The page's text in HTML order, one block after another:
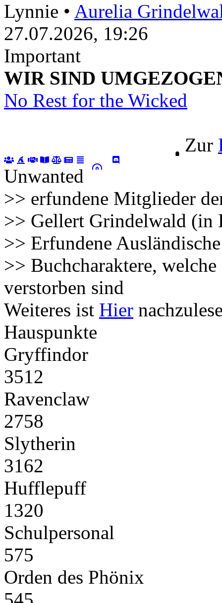
Lynnie • Aurelia
27.07.2026, 19:26
Important
WIR SIND
No Rest for the Wicked
Zur
Unwanted
>> erfundene Mitglieder
>> Gellert Grindelwald (in
>> Erfundene
>> Buchcharaktere,
verstorben sind
Weiteres ist Hier
Hauspunkte
Gryffindor
3512
Ravenclaw
2758
Slytherin
3162
Hufflepuff
1320
Schulpersonal
575
Orden des Phönix